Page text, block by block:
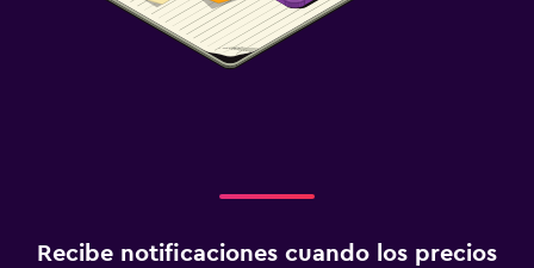
Recibe notificaciones cuando los precios